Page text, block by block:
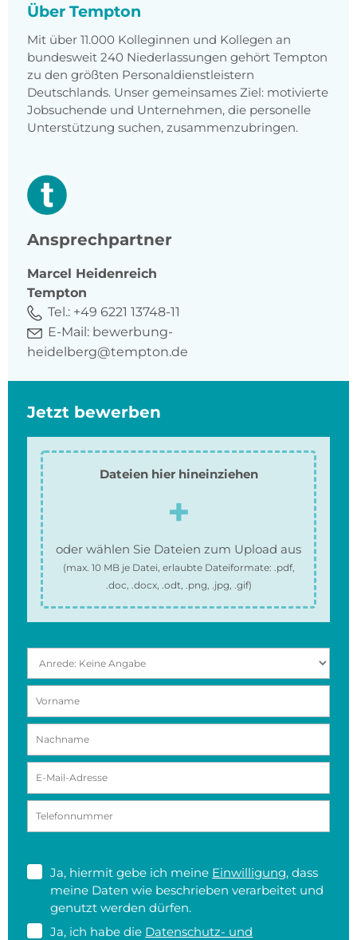
Über Tempton
Mit über 11.000 Kolleginnen und Kollegen an
bundesweit 240 Niederlassungen gehört Tempton
zu den größten Personaldienstleistern
Deutschlands. Unser gemeinsames Ziel: motivierte
Jobsuchende und Unternehmen, die personelle
Unterstützung suchen, zusammenzubringen.
Ansprechpartner
Marcel Heidenreich
Tempton
Tel.: +49 6221 13748-11
E-Mail: bewerbung-
heidelberg@tempton.de
Jetzt bewerben
Dateien hier hineinziehen
oder wählen Sie Dateien zum Upload aus
(max. 10 MBje Datei, erlaubte Dateiformate: .pdf,
.doc, .docx, .odt, .png, .jpg, .gif)
Ja, hiermit gebe ich meine Einwilligung, dass
meine Daten wie beschrieben verarbeitet und
genutzt werden dürfen.
Ja, ich habe die Datenschutz- und